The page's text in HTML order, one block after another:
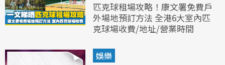
匹克球租場攻略！康文署免費戶
外場地預訂方法 全港6大室內匹
克球場收費/地址/營業時間
娛樂